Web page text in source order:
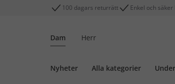
100 dagars returrätt Enkel och
Dam Herr
Nyheter Alla kategorier